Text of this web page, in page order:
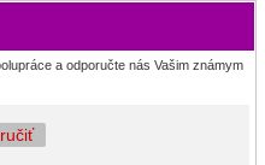
a odporučte nás Vašim známym